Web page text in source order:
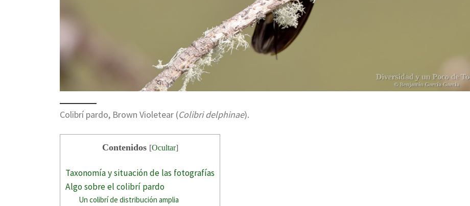
Colibrí pardo, Brown Violetear (Colibri delphinae).
Contenidos [Ocultar]
Taxonomía y situación de las fotografías
Algo sobre el colibrí pardo
Un colibrí de distribución amplia